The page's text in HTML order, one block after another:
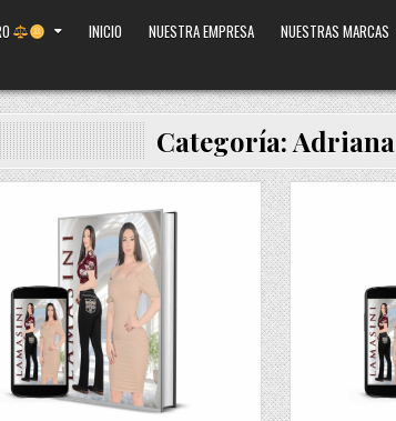
INICIO NUESTRA EMPRESA NUESTRAS MARCAS
Categoría:Adriana